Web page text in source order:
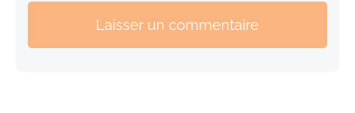
Laisser un commentaire